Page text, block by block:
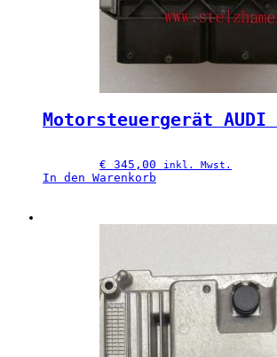
Motorsteuergerät AUDI
€ 345,00 inkl. Mwst.
In den Warenkorb